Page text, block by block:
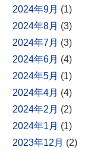
2024年9月 (1)
2024年8月 (3)
2024年7月 (3)
2024年6月 (4)
2024年5月 (1)
2024年4月 (4)
2024年2月 (2)
2024年1月 (1)
2023年12月 (2)